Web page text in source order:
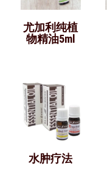
尤加利纯植
物精油5ml
水肿疗法